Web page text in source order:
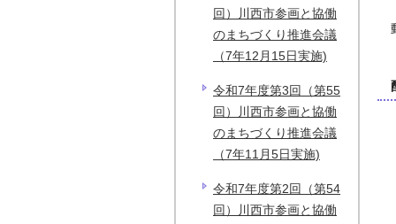
回）川西市参画と協働
のまちづくり推進会議
（7年12月15日実施)
令和7年度第3回（第55
回）川西市参画と協働
のまちづくり推進会議
（7年11月5日実施)
令和7年度第2回（第54
回）川西市参画と協働